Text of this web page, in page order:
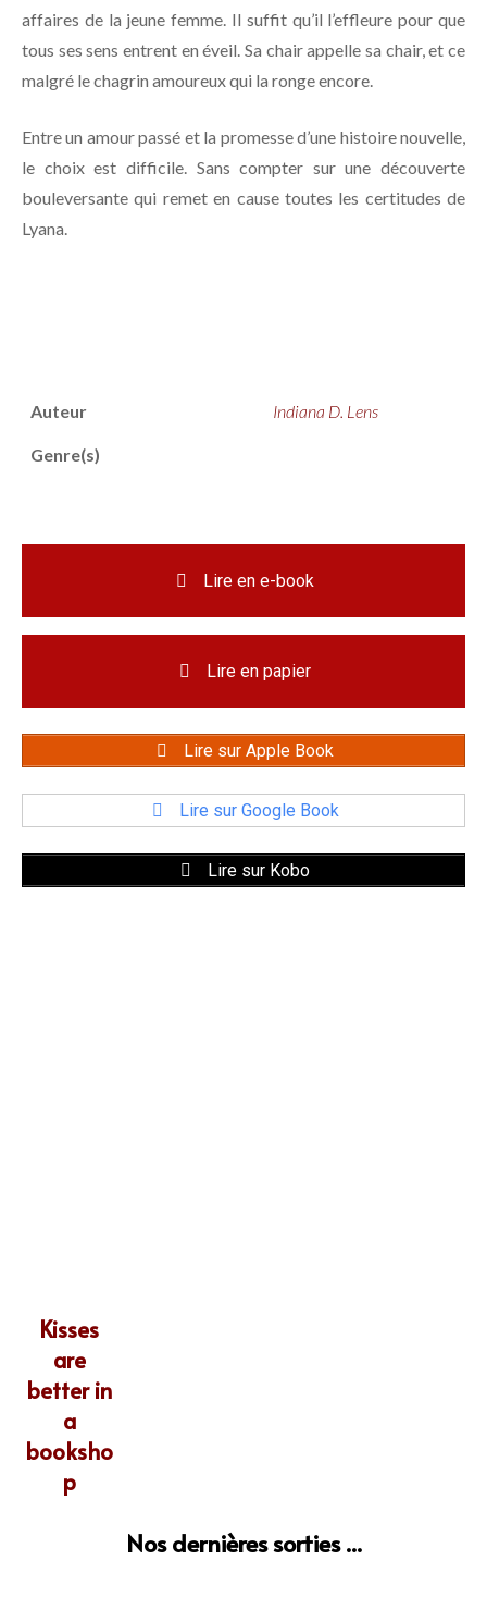
affaires de la jeune femme. Il suffit qu’il l’effleure pour que
tous ses sens entrent en éveil. Sa chair appelle sa chair, et ce
malgré le chagrin amoureux qui la ronge encore.
Entre un amour passé et la promesse d’une histoire nouvelle,
le choix est difficile. Sans compter sur une découverte
bouleversante qui remet en cause toutes les certitudes de
Lyana.
Auteur Indiana D. Lens
Genre(s)
Lire en e-book
Lire en papier
Lire sur Apple Book
Lire sur Google Book
Lire sur Kobo
Kisses
are
better in
a
booksho
p
Nos dernières sorties ...